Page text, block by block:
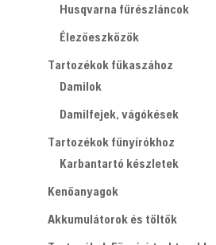
Husqvarna fűrészláncok
Élezőeszközök
Tartozékok fűkaszához
Damilok
Damilfejek, vágókések
Tartozékok fűnyírókhoz
Karbantartó készletek
Kenőanyagok
Akkumulátorok és töltők